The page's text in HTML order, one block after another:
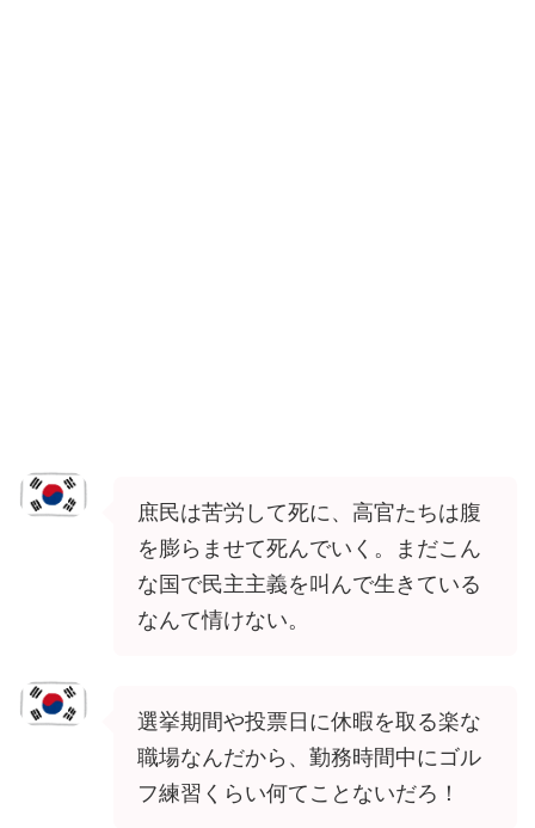
庶民は苦労して死に、高官たちは腹
を膨らませて死んでいく。まだこん
な国で民主主義を叫んで生きている
なんて情けない。
選挙期間や投票日に休暇を取る楽な
職場なんだから、勤務時間中にゴル
フ練習くらい何てことないだろ！